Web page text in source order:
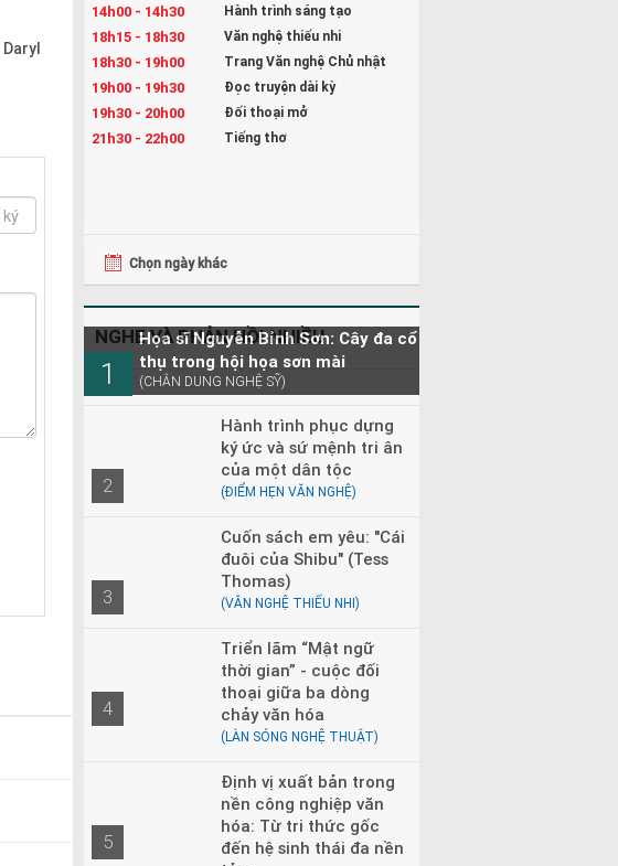
Daryl
14h00 - 14h30 Hành trình sáng tạo
18h15 - 18h30 Văn nghệ thiếu nhi
18h30 - 19h00 Trang Văn nghệ Chủ nhật
19h00 - 19h30 Đọc truyện dài kỳ
19h30 - 20h00 Đối thoại mở
21h30 - 22h00 Tiếng thơ
Chọn ngày khác
NGHE VÀ PHẢN HỒI NHIỀU
1
Họa sĩ Nguyễn Bỉnh Sơn: Cây đa cổ
thụ trong hội họa sơn mài
(CHÂN DUNG NGHỆ SỸ)
2
Hành trình phục dựng
ký ức và sứ mệnh tri ân
của một dân tộc
(ĐIỂM HẸN VĂN NGHỆ)
3
Cuốn sách em yêu: "Cái
đuôi của Shibu" (Tess
Thomas)
(VĂN NGHỆ THIẾU NHI)
4
Triển lãm “Mật ngữ
thời gian” - cuộc đối
thoại giữa ba dòng
chảy văn hóa
(LÀN SÓNG NGHỆ THUẬT)
5
Định vị xuất bản trong
nền công nghiệp văn
hóa: Từ tri thức gốc
đến hệ sinh thái đa nền